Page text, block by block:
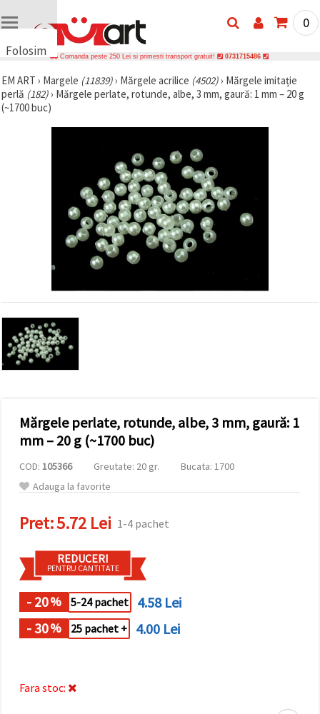
Folosim
uri
🍪 Folosim
cookie-uri
dumneavoastră,
afișa
conținut și
reclame
mai
relevante,
analiză și
marketing.
acord să
utilizați
toate
cookie -
clic pe
"acceptati
indicați
preferințele
selectând
un tip de
cookie -uri
0
Comanda peste 250 Lei si primesti transport gratuit! 0731715486
EM ART › Margele (11839)› Mărgele acrilice (4502)› Mărgele imitație
perlă (182)› Mărgele perlate, rotunde, albe, 3 mm, gaură: 1 mm – 20 g
(~1700 buc)
Mărgele perlate, rotunde, albe, 3 mm, gaură: 1
mm – 20 g (~1700 buc)
COD: 105366 Greutate: 20 gr.
Bucata: 1700
Adauga la favorite
Pret:5.72 Lei 1-4 pachet
REDUCERI
PENTRU CANTITATE
- 20% 5-24 pachet
4.58 Lei
- 30% 25 pachet + 4.00 Lei
Fara stoc: